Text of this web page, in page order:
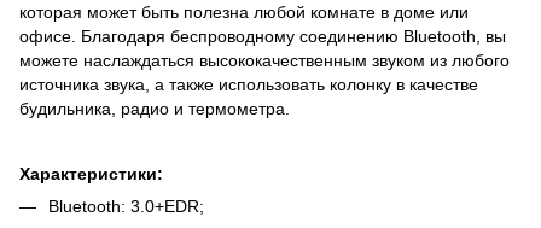
которая может быть полезна любой комнате в доме или
офисе. Благодаря беспроводному соединению Bluetooth, вы
можете наслаждаться высококачественным звуком из любого
источника звука, а также использовать колонку в качестве
будильника, радио и термометра.
Характеристики:
Bluetooth: 3.0+EDR;